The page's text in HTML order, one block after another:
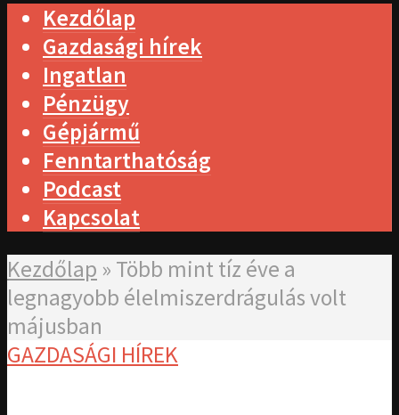
Kezdőlap
Gazdasági hírek
Ingatlan
Pénzügy
Gépjármű
Fenntarthatóság
Podcast
Kapcsolat
Kezdőlap » Több mint tíz éve a
legnagyobb élelmiszerdrágulás volt
májusban
GAZDASÁGI HÍREK